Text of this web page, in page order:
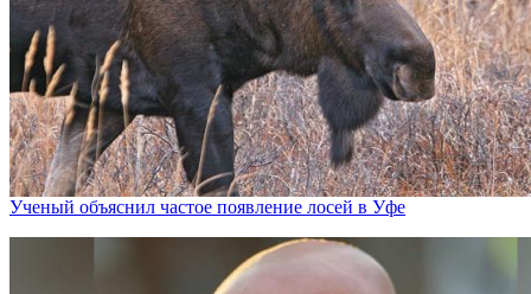
Ученый объяснил частое появление лосей в Уфе